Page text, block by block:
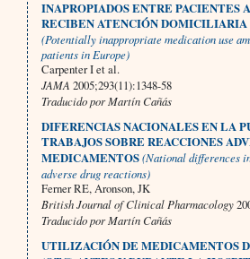
INAPROPIADOS ENTRE PACIENTES
RECIBEN ATENCIÓN DOMICILIARIA
(Potentially inappropriate medication use
patients in Europe)
Carpenter I et al.
JAMA 2005;293(11):1348-58
Traducido por Martín Cañás
DIFERENCIAS NACIONALES EN LA
TRABAJOS SOBRE REACCIONES
MEDICAMENTOS(National differences
adverse drug reactions)
Ferner RE, Aronson, JK
British Journal of Clinical Pharmacology
Traducido por Martín Cañás
UTILIZACIÓN DE MEDICAMENTOS